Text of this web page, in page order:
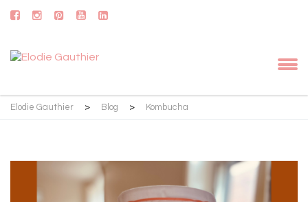
Elodie Gauthier > Blog > Kombucha